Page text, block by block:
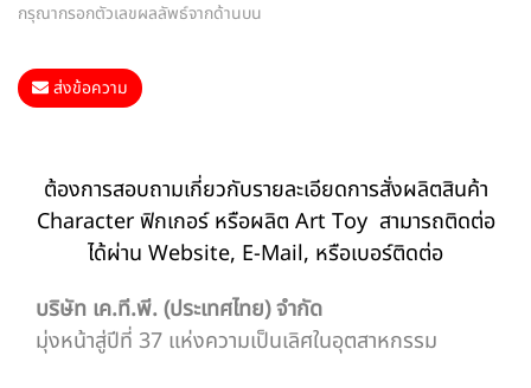
กรุณากรอกตัวเลขผลลัพธ์จากด้านบน
ส่งข้อความ
ต้องการสอบถามเกี่ยวกับรายละเอียดการสั่งผลิตสินค้า
Character ฟิกเกอร์ หรือผลิต Art Toy สามารถติดต่อ
ได้ผ่าน Website, E-Mail, หรือเบอร์ติดต่อ
บริษัท เค.ที.พี. (ประเทศไทย) จำกัด
มุ่งหน้าสู่ปีที่ 37 แห่งความเป็นเลิศในอุตสาหกรรม